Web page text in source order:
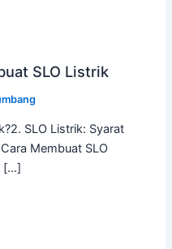
SLO Listrik
SLO Listrik: Syarat
Membuat SLO
[…]